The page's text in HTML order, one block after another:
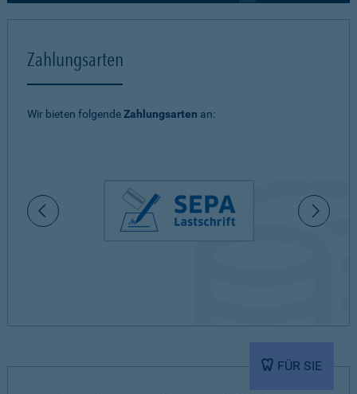
Zahlungsarten
Wir bieten folgendeZahlungsarten an:
FÜR SIE